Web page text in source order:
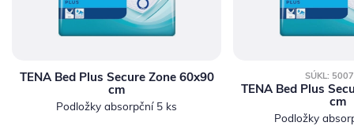
TENA Bed Plus Secure Zone 60x90
cm
Podložky absorpční 5 ks
SÚKL:
TENA Bed Plus
cm
Podložky